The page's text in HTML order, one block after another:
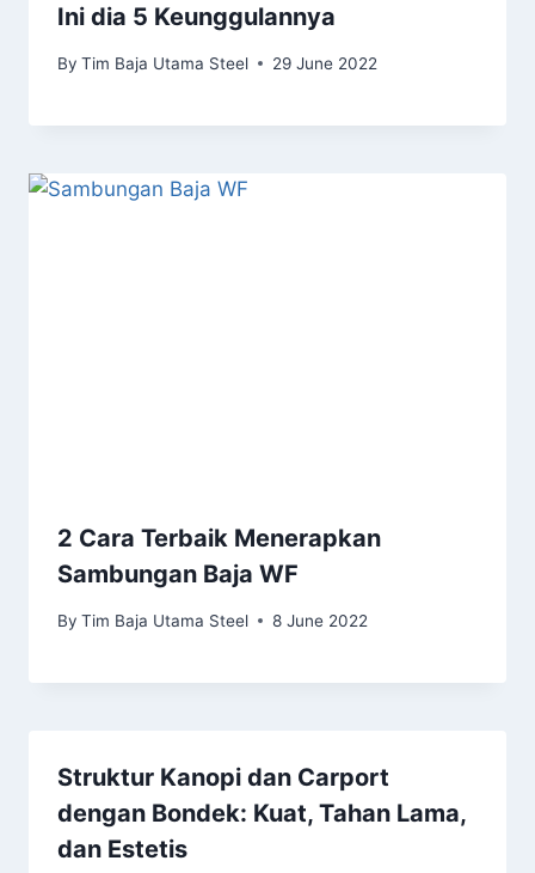
Ini dia 5 Keunggulannya
By Tim Baja Utama Steel 29 June 2022
2 Cara Terbaik Menerapkan
Sambungan Baja WF
By Tim Baja Utama Steel 8 June 2022
Struktur Kanopi dan Carport
dengan Bondek: Kuat, Tahan Lama,
dan Estetis